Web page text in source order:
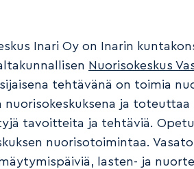
Inari Oy on Inarin
Nuorisokeskus
tehtävänä on toimia
nuorisokeskuksena ja toteuttaa
tavoitteita ja tehtäviä.
nuorisotoimintaa.
lasten- ja